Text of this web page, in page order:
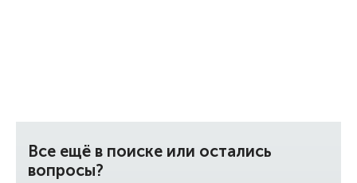
Все ещё в поиске или остались
вопросы?